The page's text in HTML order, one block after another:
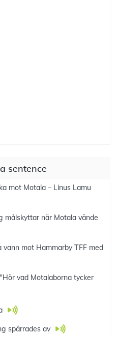
sentence
mot Motala – Linus Lamu
målskyttar när Motala vände
mot Hammarby TFF med
vad Motalaborna tycker
spärrades av